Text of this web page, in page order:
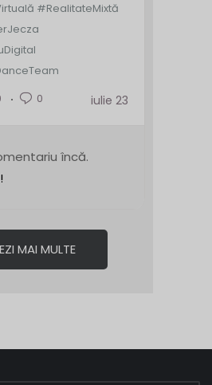
#RealitateMixtă
0 iulie 23
încă.
MAI MULTE